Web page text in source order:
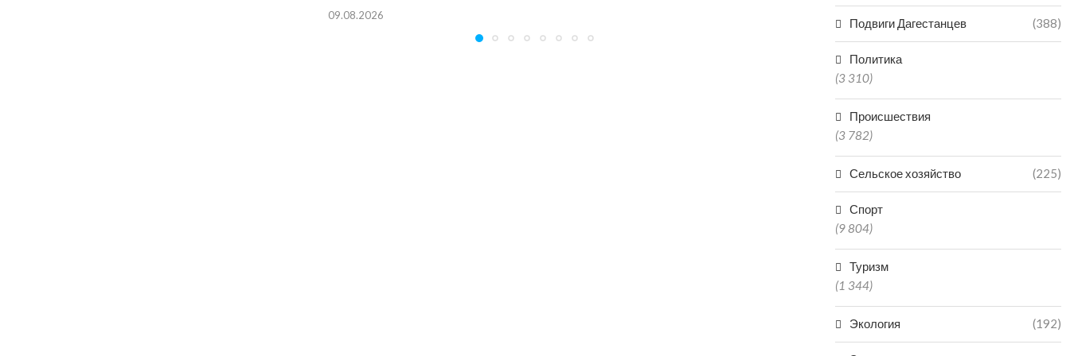
09.08.2026
Подвиги Дагестанцев (388)
Политика
(3 310)
Происшествия
(3 782)
Сельское хозяйство (225)
Спорт
(9 804)
Туризм
(1 344)
Экология (192)